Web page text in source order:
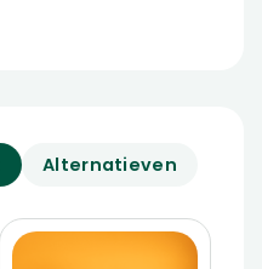
Alternatieven